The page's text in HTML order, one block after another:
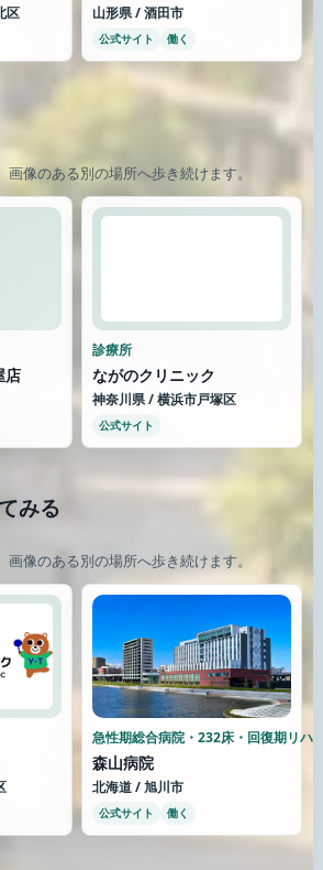
区 山形県 / 酒田市
公式サイト 働く
像のある別の場所へ歩き続けます。
店
診療所
ながのクリニック
神奈川県 / 横浜市戸塚区
公式サイト
みる
像のある別の場所へ歩き続けます。
急性期総合病院・232床・回復期リハ
森山病院
北海道 / 旭川市
公式サイト 働く